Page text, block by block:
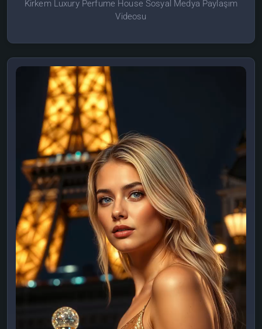
Kirkem Luxury Perfume House Sosyal Medya Paylaşım
Videosu